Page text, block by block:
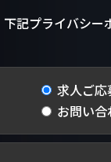
記プライバシー
求人ご応
お問い合